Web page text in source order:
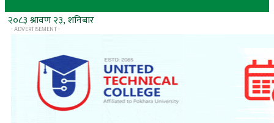
२०८३ श्रावण २३, शनिबार
- ADVERTISEMENT -